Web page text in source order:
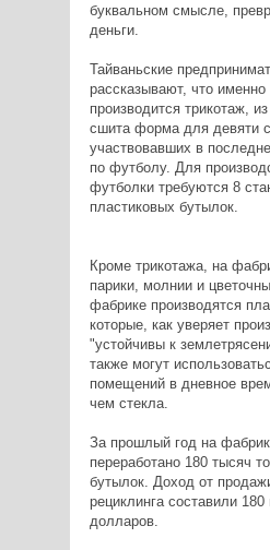
буквальном смысле,
деньги.
Тайваньские
рассказывают, что
производится трикотаж,
сшита форма для девяти
участвовавших в
по футболу. Для
футболки требуются 8
пластиковых бутылок.
Кроме трикотажа, на
парики, молнии и
фабрике производятся
которые, как уверяет
"устойчивы к
также могут
помещений в дневное
чем стекла.
За прошлый год на
переработано 180 тысяч
бутылок. Доход от
рециклинга составили
долларов.